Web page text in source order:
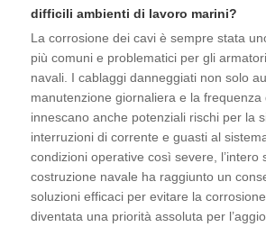
difficili ambienti di lavoro marini?
La corrosione dei cavi è sempre stata
più comuni e problematici per gli
navali. I cablaggi danneggiati non solo
manutenzione giornaliera e la frequenza
innescano anche potenziali rischi per la
interruzioni di corrente e guasti al
condizioni operative così severe, l’intero
costruzione navale ha raggiunto un
soluzioni efficaci per evitare la
diventata una priorità assoluta per